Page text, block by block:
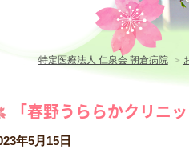
特定医療法人 仁泉会 朝倉病院
「春野うららかクリニ
年5月15日